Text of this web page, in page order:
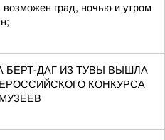
возможен град, ночью и утром
БЕРТ-ДАГ ИЗ ТУВЫ ВЫШЛА
КОНКУРСА